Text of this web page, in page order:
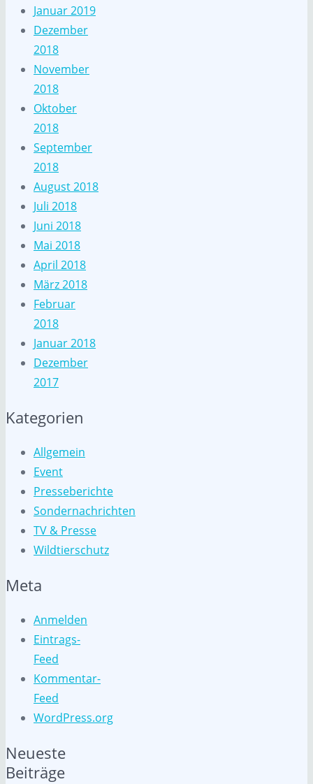
Januar 2019
Dezember
2018
November
2018
Oktober
2018
September
2018
August 2018
Juli 2018
Juni 2018
Mai 2018
April 2018
März 2018
Februar
2018
Januar 2018
Dezember
2017
Kategorien
Allgemein
Event
Presseberichte
Sondernachrichten
TV & Presse
Wildtierschutz
Meta
Anmelden
Eintrags-
Feed
Kommentar-
Feed
WordPress.org
Neueste
Beiträge